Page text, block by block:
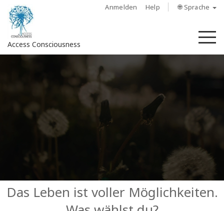
Anmelden Help 🌐 Sprache
Access Consciousness
Konto
Bars
Regionen
Das Leben ist voller Möglichkeiten.